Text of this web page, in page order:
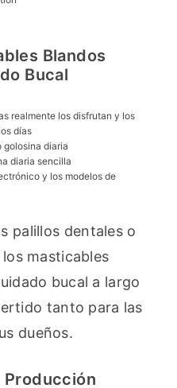
Blandos
Bucal
realmente los disfrutan y los
días
golosina diaria
diaria sencilla
y los modelos de
palillos dentales o
masticables
bucal a largo
tanto para las
dueños.
Producción